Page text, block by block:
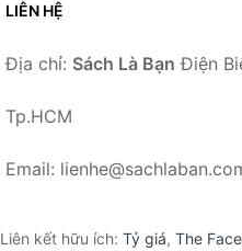
LIÊN HỆ
Địa chỉ: Sách Là Bạn Điện
Tp.HCM
Email:
Liên kết hữu ích: Tỷ giá, The